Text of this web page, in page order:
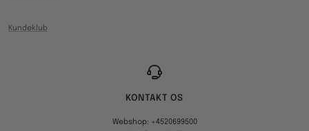
Kundeklub
KONTAKT OS
Webshop: +4520699500